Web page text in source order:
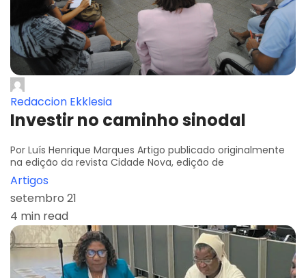
Redaccion Ekklesia
Investir no caminho sinodal
Por Luís Henrique Marques Artigo publicado originalmente
na edição da revista Cidade Nova, edição de
Artigos
setembro 21
4 min read